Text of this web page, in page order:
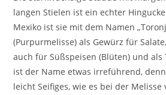
langen Stielen ist ein echter
Mexiko ist sie mit dem Namen
(Purpurmelisse) als Gewürz für
auch für Süßspeisen (Blüten) und
ist der Name etwas irreführend,
leicht Seifiges, wie es bei der